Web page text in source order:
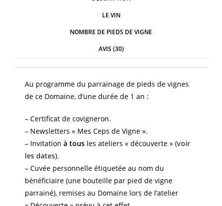
LE VIN
NOMBRE DE PIEDS DE VIGNE
AVIS (30)
Au programme du parrainage de pieds de vignes
de ce Domaine, d’une durée de 1 an :
– Certificat de covigneron.
– Newsletters « Mes Ceps de Vigne ».
– Invitation à tous les ateliers « découverte » (voir
les dates).
– Cuvée personnelle étiquetée au nom du
bénéficiaire (une bouteille par pied de vigne
parrainé), remises au Domaine lors de l’atelier